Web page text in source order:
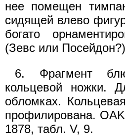
нее помещен
сидящей влево
богато
(Зевс или
6. Фрагмент
кольцевой ножки.
обломках.
профилирована.
1878, табл. V, 9.